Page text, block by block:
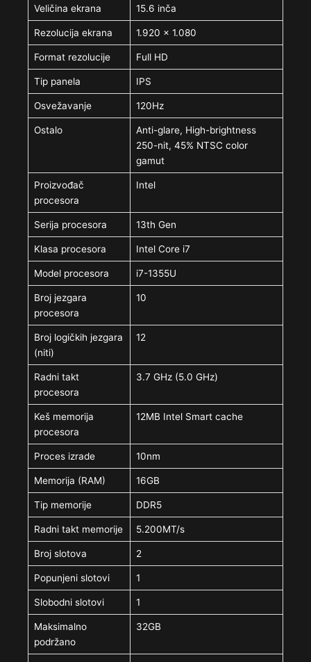
Veličina ekrana 15.6 inča
Rezolucija ekrana 1.920 x 1.080
Format rezolucije Full HD
Tip panela IPS
Osvežavanje 120Hz
Ostalo
Anti-glare, High-brightness
250-nit, 45% NTSC color
gamut
Proizvođač
procesora
Intel
Serija procesora 13th Gen
Klasa procesora Intel Core i7
Model procesora i7-1355U
Broj jezgara
procesora
10
Broj logičkih jezgara
(niti)
12
Radni takt
procesora
3.7 GHz (5.0 GHz)
Keš memorija
procesora
12MB Intel Smart cache
Proces izrade 10nm
Memorija (RAM) 16GB
Tip memorije DDR5
Radni takt memorije 5.200MT/s
Broj slotova 2
Popunjeni slotovi 1
Slobodni slotovi 1
Maksimalno
podržano
32GB